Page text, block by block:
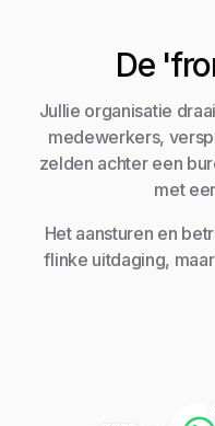
De
Jullie organisatie
medewerkers,
zelden achter een
met
Het aansturen en
flinke uitdaging,